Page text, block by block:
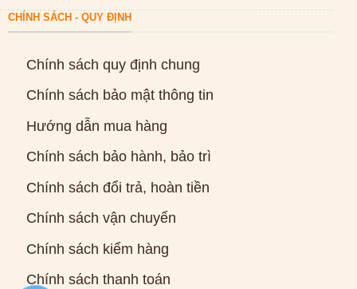
CHÍNH SÁCH - QUY ĐỊNH
Chính sách quy định chung
Chính sách bảo mật thông tin
Hướng dẫn mua hàng
Chính sách bảo hành, bảo trì
Chính sách đổi trả, hoàn tiền
Chính sách vận chuyển
Chính sách kiểm hàng
Chính sách thanh toán